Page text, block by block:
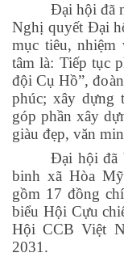
Đại hội đã
Nghị quyết Đại
mục tiêu,
tâm là: Tiếp tục
đội Cụ Hồ”,
phúc; xây dựng
góp phần xây
giàu đẹp, văn
Đại hội đã
binh xã Hòa
gồm 17 đồng
biểu Hội Cựu
Hội CCB Việt
2031.